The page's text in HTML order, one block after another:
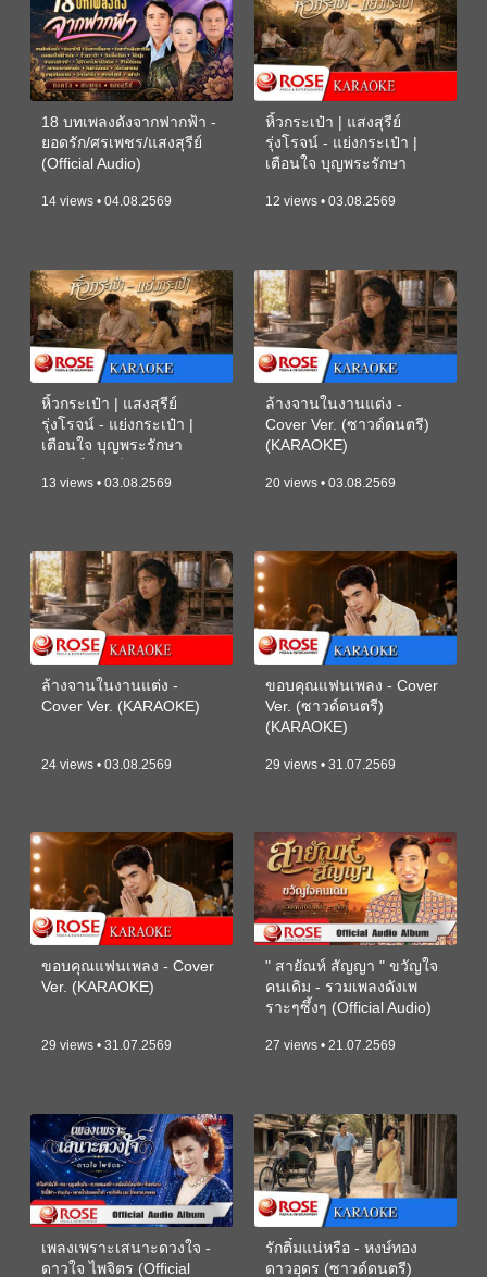
18 บทเพลงดังจากฟากฟ้า -
ยอดรัก/ศรเพชร/แสงสุรีย์
(Official Audio)
14 views • 04.08.2569
หิ้วกระเป๋า | แสงสุรีย์
รุ่งโรจน์ - แย่งกระเป๋า |
เตือนใจ บุญพระรักษา
12 views • 03.08.2569
หิ้วกระเป๋า | แสงสุรีย์
รุ่งโรจน์ - แย่งกระเป๋า |
เตือนใจ บุญพระรักษา
13 views • 03.08.2569
ล้างจานในงานแต่ง -
Cover Ver. (ซาวด์ดนตรี)
(KARAOKE)
20 views • 03.08.2569
ล้างจานในงานแต่ง -
Cover Ver. (KARAOKE)
24 views • 03.08.2569
ขอบคุณแฟนเพลง - Cover
Ver. (ซาวด์ดนตรี)
(KARAOKE)
29 views • 31.07.2569
ขอบคุณแฟนเพลง - Cover
Ver. (KARAOKE)
29 views • 31.07.2569
" สายัณห์ สัญญา " ขวัญใจ
คนเดิม - รวมเพลงดังเพ
ราะๆซึ้งๆ (Official Audio)
27 views • 21.07.2569
เพลงเพราะเสนาะดวงใจ -
ดาวใจ ไพจิตร (Official
รักติ๋มแน่หรือ - หงษ์ทอง
ดาวอุดร (ซาวด์ดนตรี)